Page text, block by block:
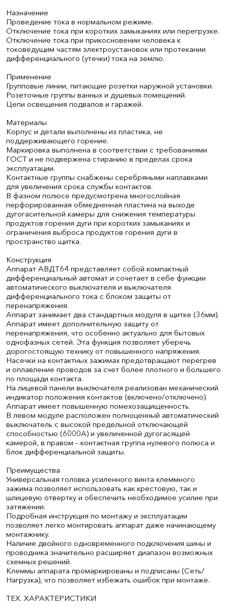
Назначение
Проведение тока в нормальном режиме.
Отключение тока при коротких замыканиях или перегрузке.
Отключение тока при прикосновении человека к
токоведущим частям электроустановок или протекании
дифференциального (утечки) тока на землю.
Применение
Групповые линии, питающие розетки наружной установки.
Розеточные группы ванных и душевых помещений.
Цепи освещения подвалов и гаражей.
Материалы
Корпус и детали выполнены из пластика, не
поддерживающего горение.
Маркировка выполнена в соответствии с требованиями
ГОСТ и не подвержена стиранию в пределах срока
эксплуатации.
Контактные группы снабжены серебряными наплавками
для увеличения срока службы контактов.
В фазном полюсе предусмотрена многослойная
перфорированная обмедненная пластина на выходе
дугогасительной камеры для снижения температуры
продуктов горения дуги при коротких замыканиях и
ограничения выброса продуктов горения дуги в
пространство щитка.
Конструкция
Аппарат АВДТ64 представляет собой компактный
дифференциальный автомат и сочетает в себе функции
автоматического выключателя и выключателя
дифференциального тока с блоком защиты от
перенапряжения.
Аппарат занимает два стандартных модуля в щитке (36мм).
Аппарат имеет дополнительную защиту от
перенапряжения, что особенно актуально для бытовых
однофазных сетей. Эта функция позволяет уберечь
дорогостоящую технику от повышенного напряжения.
Насечки на контактных зажимах предотвращают перегрев
и оплавление проводов за счет более плотного и большего
по площади контакта.
На лицевой панели выключателя реализован механический
индикатор положения контактов (включено/отключено).
Аппарат имеет повышенную помехозащищенность.
В левом модуле расположен полноценный автоматический
выключатель с высокой предельной отключающей
способностью (6000А) и увеличенной дугогасящей
камерой, в правом – контактная группа нулевого полюса и
блок дифференциальной защиты.
Преимущества
Универсальная головка усиленного винта клеммного
зажима позволяет использовать как крестовую, так и
шлицевую отвертку и обеспечить необходимое усилие при
затяжении.
Подробная инструкция по монтажу и эксплуатации
позволяет легко монтировать аппарат даже начинающему
монтажнику.
Наличие двойного одновременного подключения шины и
проводника значительно расширяет диапазон возможных
схемных решений.
Клеммы аппарата промаркированы и подписаны (Сеть/
Нагрузка), что позволяет избежать ошибок при монтаже.
ТЕХ. ХАРАКТЕРИСТИКИ